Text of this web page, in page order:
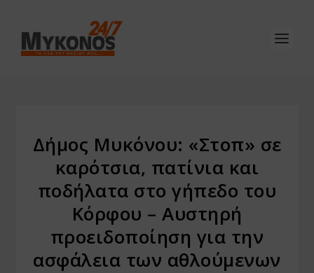
Δήμος Μυκόνου: «Στοπ» σε
καρότσια, πατίνια και
ποδήλατα στο γήπεδο του
Κόρφου – Αυστηρή
προειδοποίηση για την
ασφάλεια των αθλούμενων